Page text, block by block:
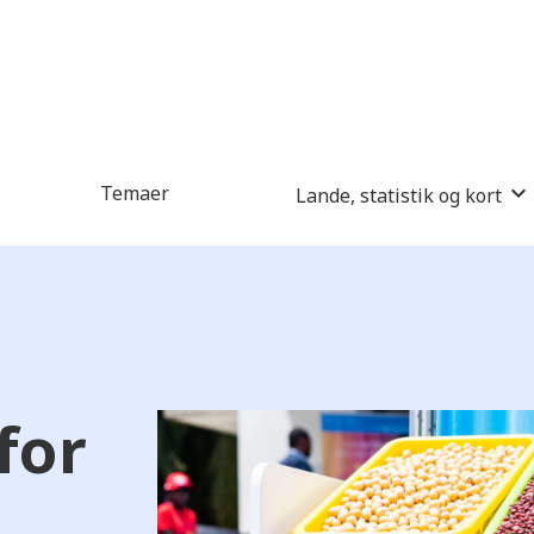
Temaer Lande, statistik og kort